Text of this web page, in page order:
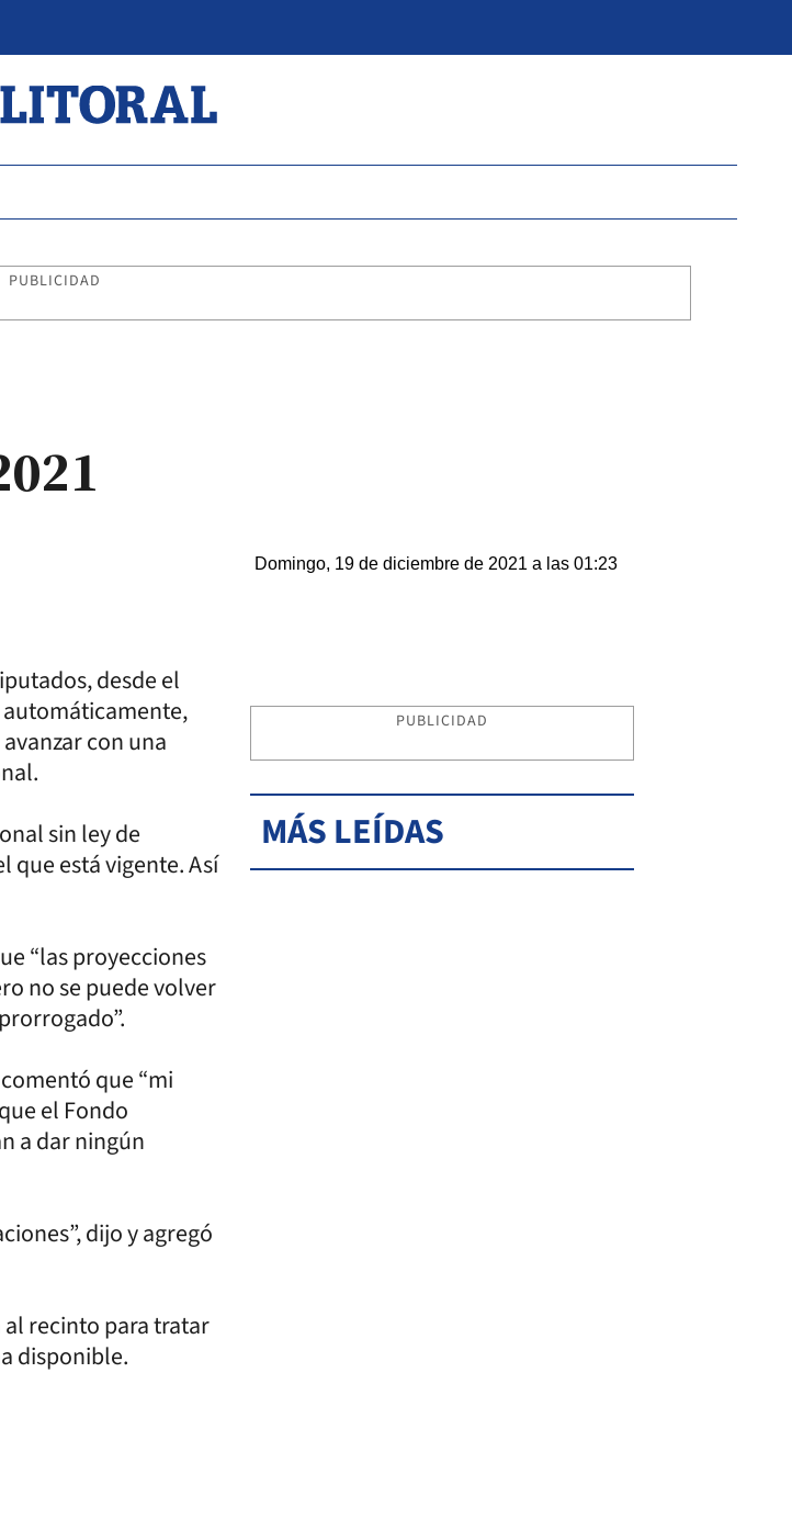
PUBLICIDAD
Domingo, 19 de diciembre de 2021 a las 01:23
desde el
con una
sin ley de
que está vigente. Así
“las proyecciones
no se puede volver
que “mi
el Fondo
a dar ningún
dijo y agregó
recinto para tratar
disponible.
PUBLICIDAD
MÁS LEÍDAS